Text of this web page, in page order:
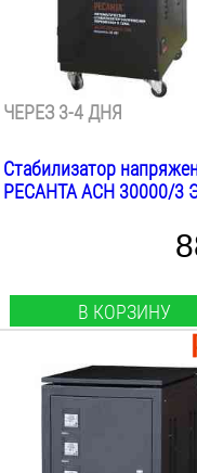
ЧЕРЕЗ 3-4 ДНЯ
Стабилизатор
РЕСАНТА АСН 30000/3
В КОРЗИНУ